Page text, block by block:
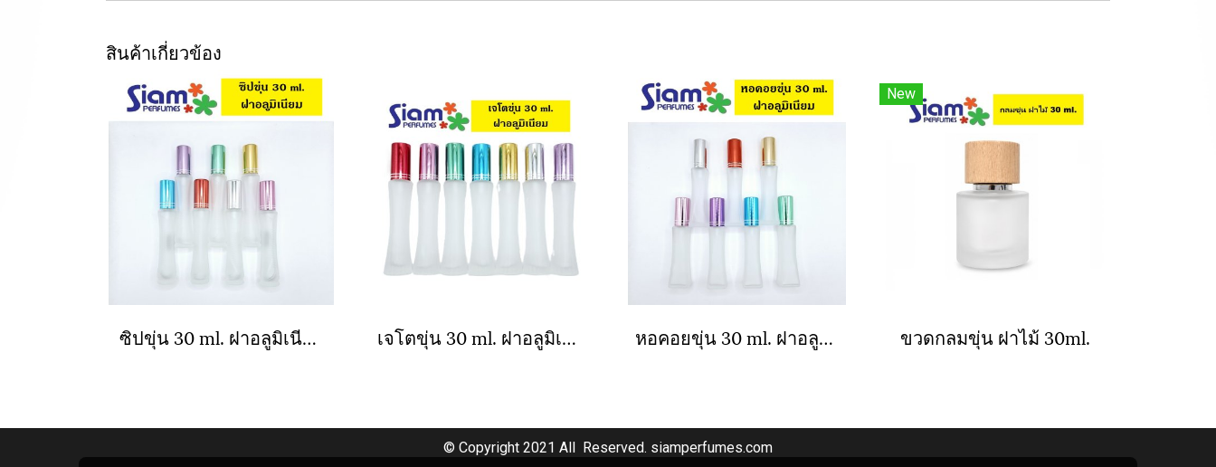
สินค้าเกี่ยวข้อง
ซิปขุ่น 30 ml. ฝาอลูมิเนียม เจโตขุ่น 30 ml. ฝาอลูมิเนียม หอคอยขุ่น 30 ml. ฝาอลูมิเนียม
New
ขวดกลมขุ่น ฝาไม้ 30ml.
© Copyright 2021 All Reserved. siamperfumes.com